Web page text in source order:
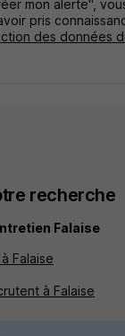
mon alerte",
pris
des données
recherche
Falaise
Falaise
à Falaise